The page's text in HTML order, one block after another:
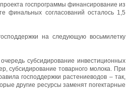
госпрограммы финансирование из
финальных согласований осталось 1,5
на следующую восьмилетку
субсидирование инвестиционных
субсидирование товарного молока. При
господдержки растениеводов – так,
другие ресурсы заменят погектарные